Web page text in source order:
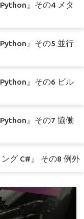
』その4 メタ
』その5 並行
』その6 ビル
』その7 協働
グ C#』 その8 例外